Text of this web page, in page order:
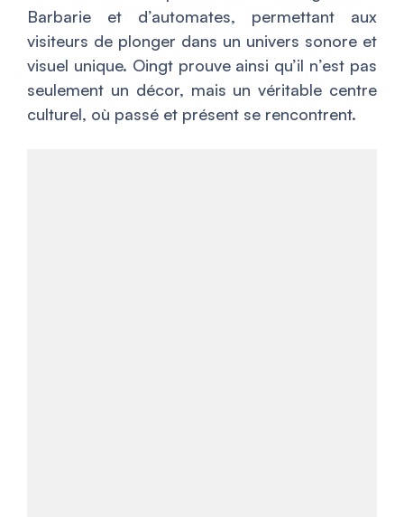
Barbarie et d’automates, permettant aux
visiteurs de plonger dans un univers sonore et
visuel unique. Oingt prouve ainsi qu’il n’est pas
seulement un décor, mais un véritable centre
culturel, où passé et présent se rencontrent.